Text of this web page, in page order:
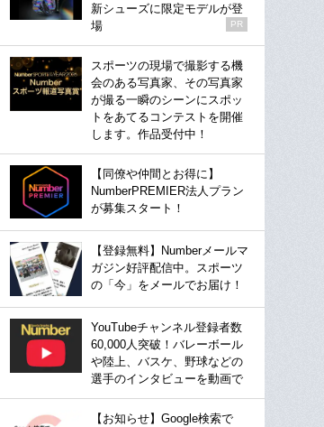
新シューズに限定モデルが登
場
PR
スポーツの現場で撮影する機
会のある写真家、その写真家
が撮る一瞬のシーンにスポッ
トをあてるコンテストを開催
します。作品受付中！
【同僚や仲間とお得に】
NumberPREMIER法人プラン
が募集スタート！
【登録無料】Numberメールマ
ガジン好評配信中。スポーツ
の「今」をメールでお届け！
YouTubeチャンネル登録者数
60,000人突破！バレーボール
や陸上、バスケ、野球などの
選手のインタビューを動画で
【お知らせ】Google検索で